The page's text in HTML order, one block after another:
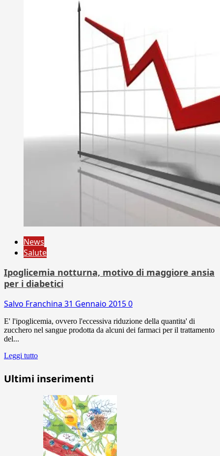
News
Salute
Ipoglicemia notturna, motivo di maggiore ansia
per i diabetici
Salvo Franchina 31 Gennaio 20150
E' l'ipoglicemia, ovvero l'eccessiva riduzione della quantita' di
zucchero nel sangue prodotta da alcuni dei farmaci per il trattamento
del...
Leggi tutto
Ultimi inserimenti